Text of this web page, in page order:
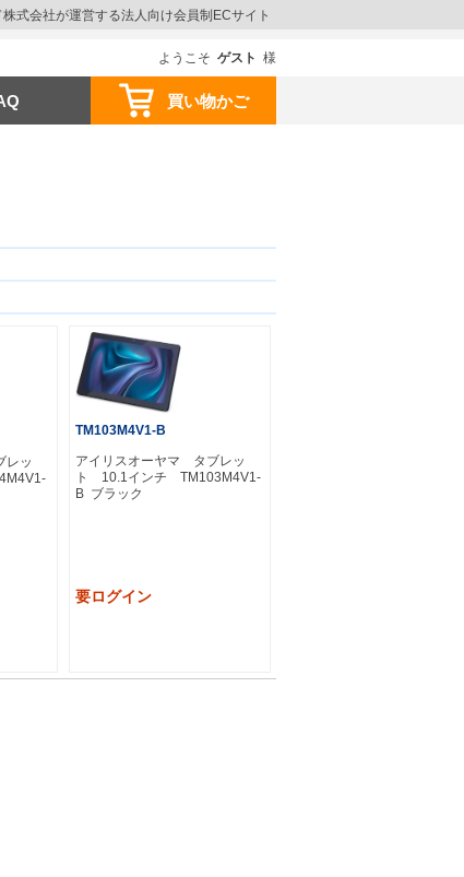
ようこそ ゲスト 様
式会社が運営する法人向け会員制ECサイト
買い物かご
レッ
TM103M4V1-B
アイリスオーヤマ タブレッ
ト 10.1インチ TM103M4V1-
B ブラック
要ログイン